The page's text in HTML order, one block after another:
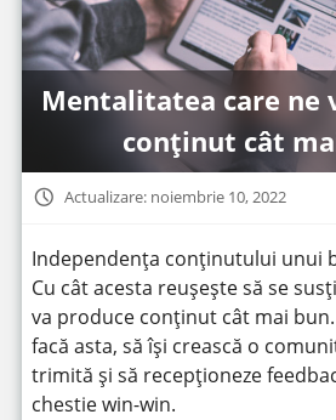
Mentalitatea care ne
conținut cât
Actualizare: noiembrie 10, 2022
Independența conținutului unui
Cu cât acesta reușește să se
va produce conținut cât mai
facă asta, să își crească o
trimită și să recepționeze
chestie win-win.